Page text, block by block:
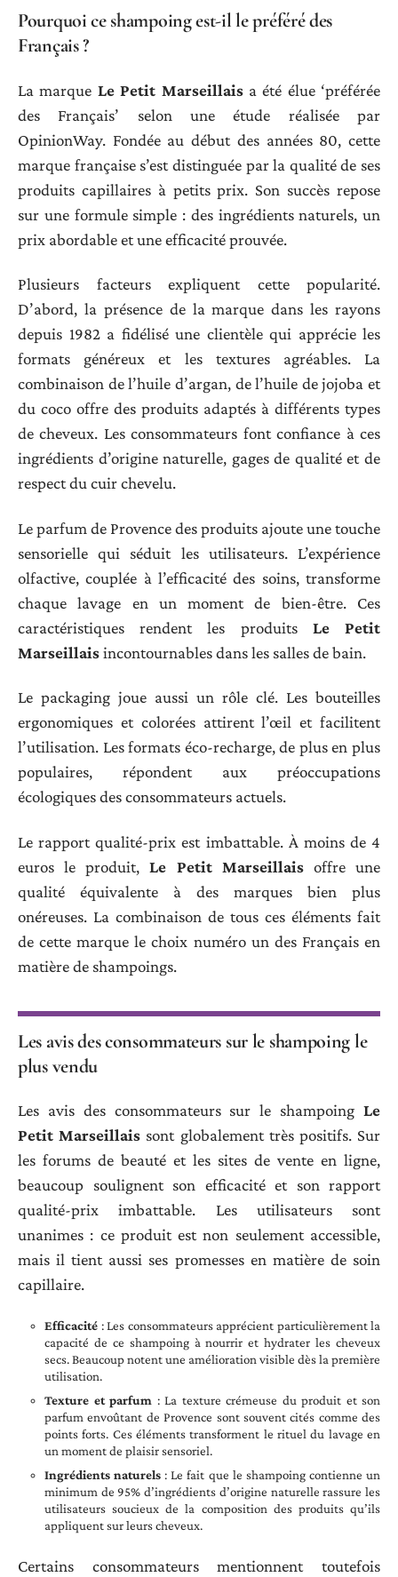
Pourquoi ce shampoing est-il le préféré des
Français ?
La marque Le Petit Marseillaisa été élue ‘préférée
des Français’ selon une étude réalisée par
OpinionWay. Fondée au début des années 80, cette
marque française s’est distinguée par la qualité de ses
produits capillaires à petits prix. Son succès repose
sur une formule simple : des ingrédients naturels, un
prix abordable et une efficacité prouvée.
Plusieurs facteurs expliquent cette popularité.
D’abord, la présence de la marque dans les rayons
depuis 1982 a fidélisé une clientèle qui apprécie les
formats généreux et les textures agréables. La
combinaison de l’huile d’argan, de l’huile de jojoba et
du coco offre des produits adaptés à différents types
de cheveux. Les consommateurs font confiance à ces
ingrédients d’origine naturelle, gages de qualité et de
respect du cuir chevelu.
Le parfum de Provence des produits ajoute une touche
sensorielle qui séduit les utilisateurs. L’expérience
olfactive, couplée à l’efficacité des soins, transforme
chaque lavage en un moment de bien-être. Ces
caractéristiques rendent les produits Le Petit
Marseillaisincontournables dans les salles de bain.
Le packaging joue aussi un rôle clé. Les bouteilles
ergonomiques et colorées attirent l’œil et facilitent
l’utilisation. Les formats éco-recharge, de plus en plus
populaires, répondent aux préoccupations
écologiques des consommateurs actuels.
Le rapport qualité-prix est imbattable. À moins de 4
euros le produit,Le Petit Marseillaisoffre une
qualité équivalente à des marques bien plus
onéreuses. La combinaison de tous ces éléments fait
de cette marque le choix numéro un des Français en
matière de shampoings.
Les avis des consommateurs sur le shampoing le
plus vendu
Les avis des consommateurs sur le shampoing Le
Petit Marseillais sont globalement très positifs. Sur
les forums de beauté et les sites de vente en ligne,
beaucoup soulignent son efficacité et son rapport
qualité-prix imbattable. Les utilisateurs sont
unanimes : ce produit est non seulement accessible,
mais il tient aussi ses promesses en matière de soin
capillaire.
Efficacité : Les consommateurs apprécient particulièrement la
capacité de ce shampoing à nourrir et hydrater les cheveux
secs. Beaucoup notent une amélioration visible dès la première
utilisation.
Texture et parfum : La texture crémeuse du produit et son
parfum envoûtant de Provence sont souvent cités comme des
points forts. Ces éléments transforment le rituel du lavage en
un moment de plaisir sensoriel.
Ingrédients naturels : Le fait que le shampoing contienne un
minimum de 95% d’ingrédients d’origine naturelle rassure les
utilisateurs soucieux de la composition des produits qu’ils
appliquent sur leurs cheveux.
Certains consommateurs mentionnent toutefois